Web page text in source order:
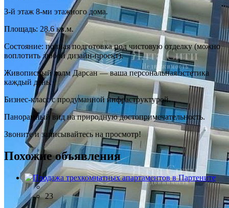
3-й этаж 8-ми этажного дома.
Площадь: 28.6 кв.м.
Состояние: полная подготовка под чистовую отделку (можно
воплотить любой дизайн-проект).
Живописный холм Дарсан — ваша персональная эстетика
каждый день.
Бизнес-класс с продуманной инфраструктурой.
Панорамный вид на природную достопримечательность.
Звоните и записывайтесь на просмотр!
Похожие объявления
23